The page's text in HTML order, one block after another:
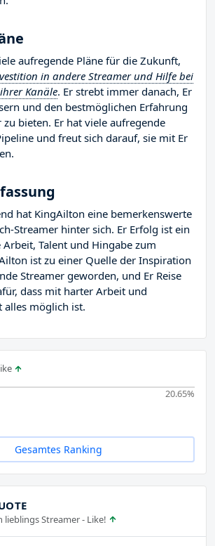
aufregende Pläne für die Zukunft,
in andere Streamer und Hilfe bei
Kanäle. Er strebt immer danach, Er
und den bestmöglichen Erfahrung
zu bieten. Er hat viele aufregende
und freut sich darauf, sie mit Er
hat KingAilton eine bemerkenswerte
Streamer hinter sich. Er Erfolg ist ein
Talent und Hingabe zum
ist zu einer Quelle der Inspiration
Streamer geworden, und Er Reise
dass mit harter Arbeit und
alles möglich ist.
20.65%
Gesamtes Ranking
Streamer - Like!